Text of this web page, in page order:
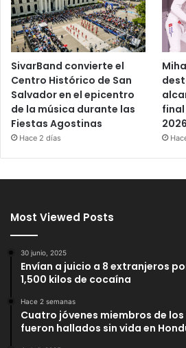
SivarBand convierte el
Centro Histórico de San
Salvador en el epicentro
de la música durante las
Fiestas Agostinas
Hace 2 días
final
2026
Most Viewed Posts
30 junio, 2025
Envían a juicio a 8 extranjeros
1,500 kilos de cocaína
Hace 2 semanas
Cuatro jóvenes miembros de
fueron hallados sin vida en